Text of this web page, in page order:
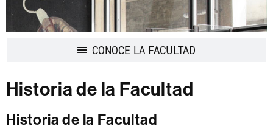
de
Facultad
CONOCE LA FACULTAD
Historia de la Facultad
Historia de la Facultad